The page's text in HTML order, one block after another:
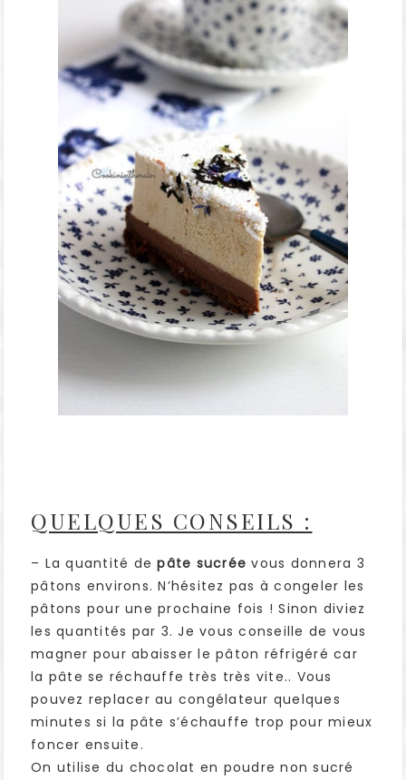
QUELQUES CONSEILS :
– La quantité depâte sucrée vous donnera 3
pâtons environs. N’hésitez pas à congeler les
pâtons pour une prochaine fois ! Sinon diviez
les quantités par 3. Je vous conseille de vous
magner pour abaisser le pâton réfrigéré car
la pâte se réchauffe très très vite.. Vous
pouvez replacer au congélateur quelques
minutes si la pâte s’échauffe trop pour mieux
foncer ensuite.
On utilise du chocolat en poudre non sucré